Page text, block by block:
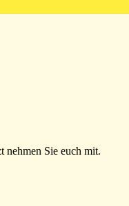
nehmen Sie euch mit.